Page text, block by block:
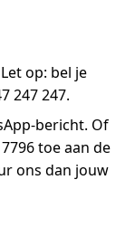
op: bel je
247 247.
bericht. Of
toe aan de
ons dan jouw